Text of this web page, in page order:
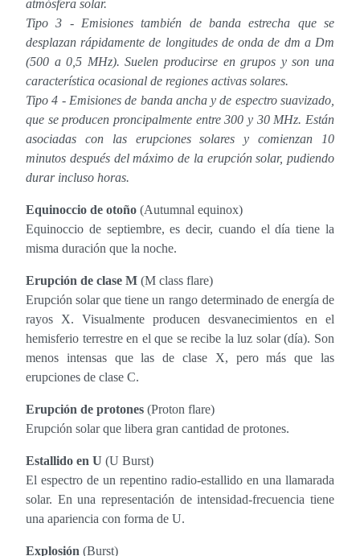
atmósfera solar.
Tipo 3 - Emisiones también de banda estrecha que se
desplazan rápidamente de longitudes de onda de dm a Dm
(500 a 0,5 MHz). Suelen producirse en grupos y son una
característica ocasional de regiones activas solares.
Tipo 4 - Emisiones de banda ancha y de espectro suavizado,
que se producen proncipalmente entre 300 y 30 MHz. Están
asociadas con las erupciones solares y comienzan 10
minutos después del máximo de la erupción solar, pudiendo
durar incluso horas.
Equinoccio de otoño (Autumnal equinox)
Equinoccio de septiembre, es decir, cuando el día tiene la
misma duración que la noche.
Erupción de clase M (M class flare)
Erupción solar que tiene un rango determinado de energía de
rayos X. Visualmente producen desvanecimientos en el
hemisferio terrestre en el que se recibe la luz solar (día). Son
menos intensas que las de clase X, pero más que las
erupciones de clase C.
Erupción de protones (Proton flare)
Erupción solar que libera gran cantidad de protones.
Estallido en U (U Burst)
El espectro de un repentino radio-estallido en una llamarada
solar. En una representación de intensidad-frecuencia tiene
una apariencia con forma de U.
Explosión (Burst)